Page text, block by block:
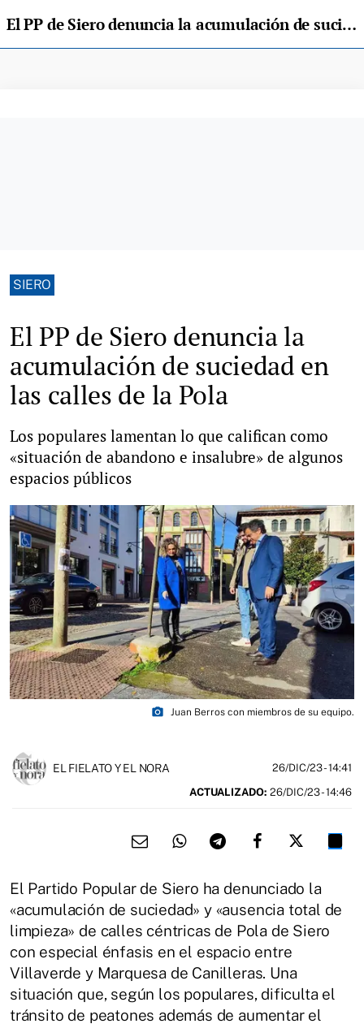
El PP de Siero denuncia la acumulación de suciedad en las calles de la Pola
SIERO
El PP de Siero denuncia la
acumulación de suciedad en
las calles de la Pola
Los populares lamentan lo que califican como
«situación de abandono e insalubre» de algunos
espacios públicos
photo_camera Juan Berros con miembros de su equipo.
EL FIELATO Y EL NORA 26/DIC/23- 14:41
ACTUALIZADO: 26/DIC/23 - 14:46
El Partido Popular de Siero ha denunciado la
«acumulación de suciedad» y «ausencia total de
limpieza» de calles céntricas de Pola de Siero
con especial énfasis en el espacio entre
Villaverde y Marquesa de Canilleras. Una
situación que, según los populares, dificulta el
tránsito de peatones además de aumentar el